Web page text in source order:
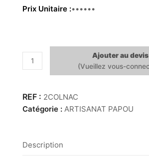
Prix Unitaire 69.00€
quantité
de
pastilles
nacre
Ajouter au devis
2COLNAC
Catégorie : ARTISANAT PAPOU
Description